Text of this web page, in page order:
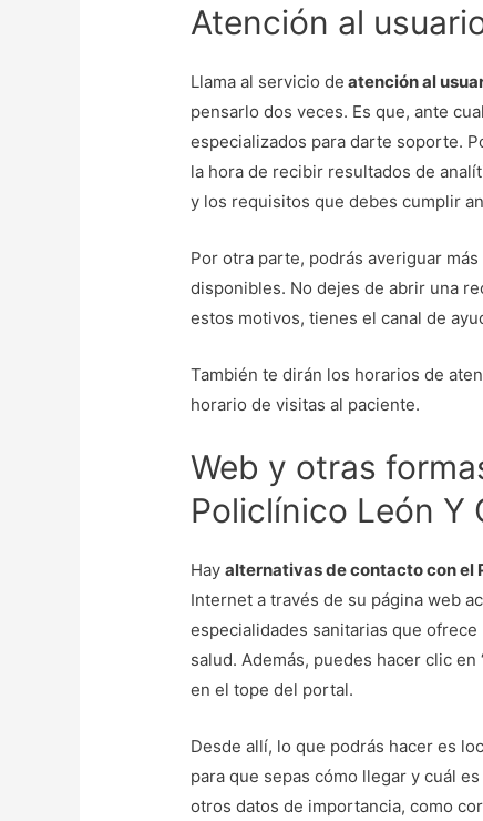
Atención al
Llama al servicio de atención al
pensarlo dos veces. Es que, ante
especializados para darte soporte.
la hora de recibir resultados de
y los requisitos que debes cumplir
Por otra parte, podrás averiguar
disponibles. No dejes de abrir una
estos motivos, tienes el canal de
También te dirán los horarios de
horario de visitas al paciente.
Web y otras
Policlínico León Y
Hayalternativas de contacto con el
Internet a través de su página web
especialidades sanitarias que
salud. Además, puedes hacer clic
en el tope del portal.
Desde allí, lo que podrás hacer es
para que sepas cómo llegar y cuál
otros datos de importancia, como